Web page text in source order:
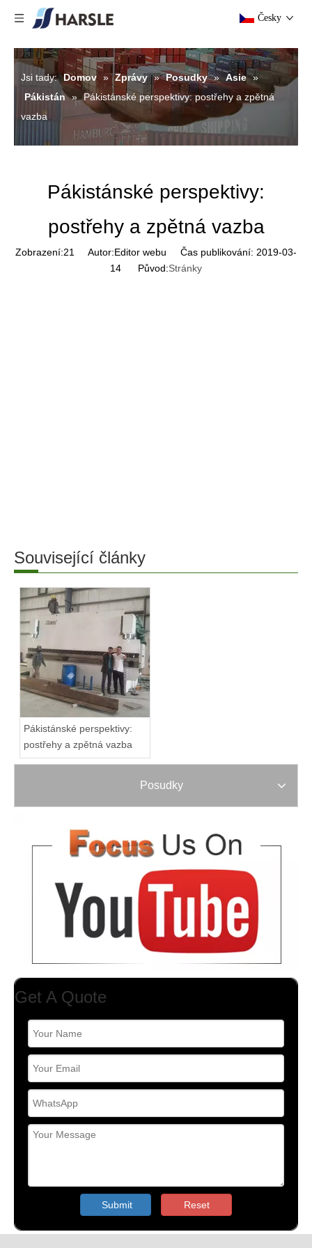
Česky
Jsi tady: Domov » Zprávy » Posudky » Asie »
Pákistán » Pákistánské perspektivy: postřehy a zpětná
vazba
Pákistánské perspektivy:
postřehy a zpětná vazba
Zobrazení:21
Autor:Editor webu Čas publikování: 2019-03-
14 Původ:Stránky
Související články
Pákistánské perspektivy:
postřehy a zpětná vazba
Posudky
Get A Quote
Submit Reset